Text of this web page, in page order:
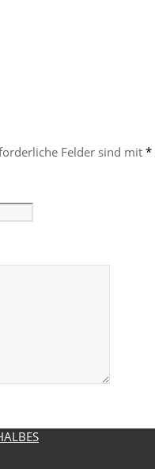
Felder sind mit*